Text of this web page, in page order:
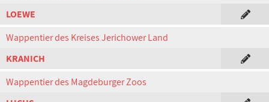
LOEWE
Wappentier des Kreises Jerichower Land
KRANICH
Wappentier des Magdeburger Zoos